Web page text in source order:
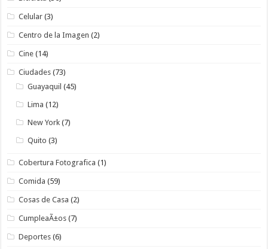
Celular (3)
Centro de la Imagen (2)
Cine (14)
Ciudades (73)
Guayaquil (45)
Lima (12)
New York (7)
Quito (3)
Cobertura Fotografica (1)
Comida (59)
Cosas de Casa (2)
CumpleaÃ±os (7)
Deportes (6)